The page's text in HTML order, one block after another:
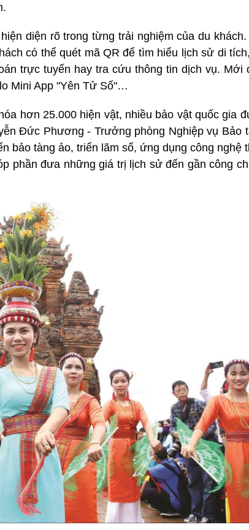
diện rõ trong từng trải nghiệm của du khách.
có thể quét mã QR để tìm hiểu lịch sử di
trực tuyến hay tra cứu thông tin dịch vụ. Mới
Mini App "Yên Tử Số"…
hơn 25.000 hiện vật, nhiều bảo vật quốc gia
Đức Phương - Trưởng phòng Nghiệp vụ Bảo
bảo tàng ảo, triển lãm số, ứng dụng công nghệ
phần đưa những giá trị lịch sử đến gần công